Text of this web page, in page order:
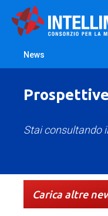
News
Prospettive
Stai consultando
Tutte Case
Carica altre